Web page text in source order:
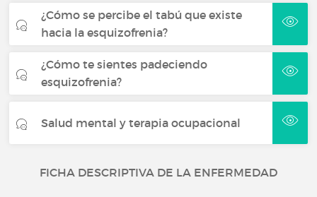
¿Cómo se percibe el tabú que existe
hacia la esquizofrenia?
¿Cómo te sientes padeciendo
esquizofrenia?
Salud mental y terapia ocupacional
FICHA DESCRIPTIVA DE LA ENFERMEDAD